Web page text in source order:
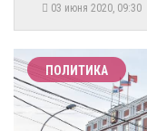
03 июня 2020, 09:30
ПОЛИТИКА